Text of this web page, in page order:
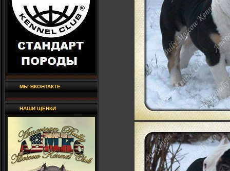
МЫ ВКОНТАКТЕ
НАШИ ЩЕНКИ